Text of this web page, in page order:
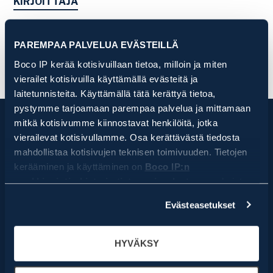
PAREMPAA PALVELUA EVÄSTEILLÄ
Boco IP kerää kotisivuillaan tietoa, milloin ja miten
vierailet kotisivuilla käyttämällä evästeitä ja
laitetunnisteita. Käyttämällä tätä kerättyä tietoa,
pystymme tarjoamaan parempaa palvelua ja mittamaan
mitkä kotisivumme kiinnostavat henkilöitä, jotka
vierailevat kotisivullamme. Osa kerättävästä tiedosta
mahdollistaa kotisivujen teknisen toimivuuden. Tietojen
kerääminen ja käyttäminen on Boco IP:n
yhteistyötahot keräävät ja käyttävät kaikkia evästetietoja
ja laitetunnisteita. Klikkaamalla EVÄSTEASETUKSET,
pystyt tarkemmin määrittelemään mitä tietoa Boco IP ja
myöhemmin muuttaa asetuksia ja peruuttaa antamasi
Evästeasetukset
HYVÄKSY
sisältöisiin webinaareihin, jossa alan ammattilaiset
eri yrityksistä kutsutaan asiantuntijapuhujiksi.
uutiskirjeessämme kerromme vinkkejä sekä